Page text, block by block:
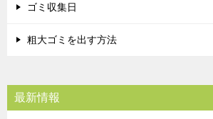
ゴミ収集日
粗大ゴミを出す方法
最新情報